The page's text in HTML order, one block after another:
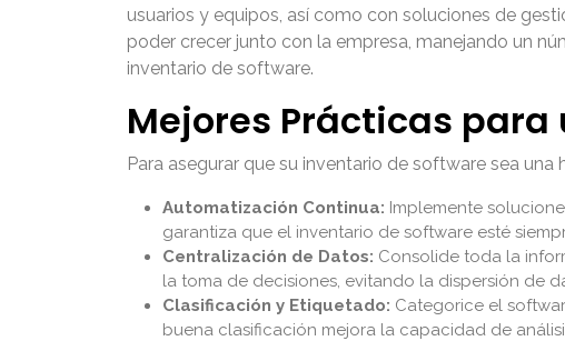
usuarios y equipos, así como con soluciones de
poder crecer junto con la empresa, manejando un
inventario de software.
Mejores Prácticas
Para asegurar que su inventario de software sea
Automatización Continua: Implemente
garantiza que el inventario de software esté
Centralización de Datos: Consolide toda la
la toma de decisiones, evitando la dispersión de
Clasificación y Etiquetado: Categorice el
buena clasificación mejora la capacidad de